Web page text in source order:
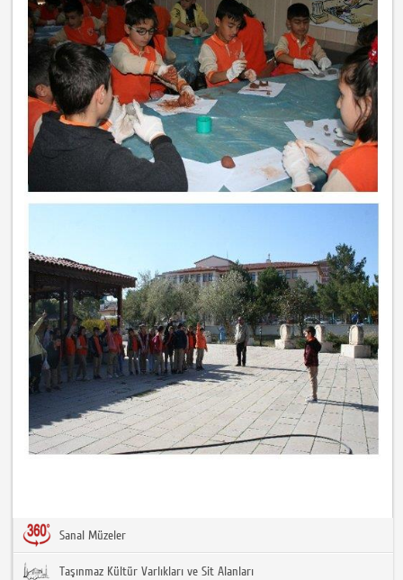
Sanal Müzeler
Taşınmaz Kültür Varlıkları ve Sit Alanları